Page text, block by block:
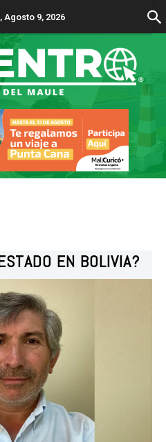
Agosto 9, 2026
EN BOLIVIA?